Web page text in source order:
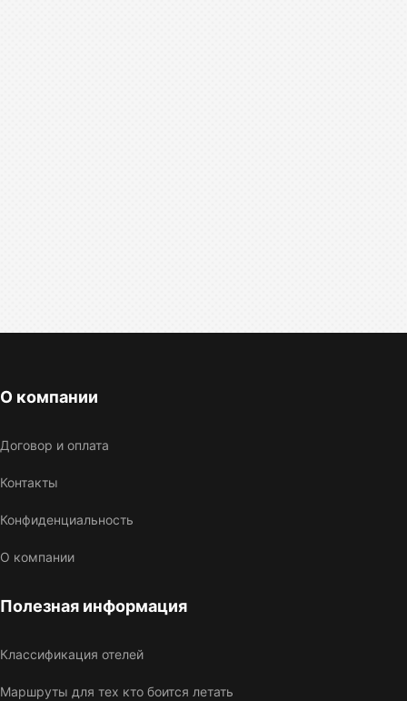
О компании
Договор и оплата
Контакты
Конфиденциальность
О компании
Полезная информация
Классификация отелей
Маршруты для тех кто боится летать